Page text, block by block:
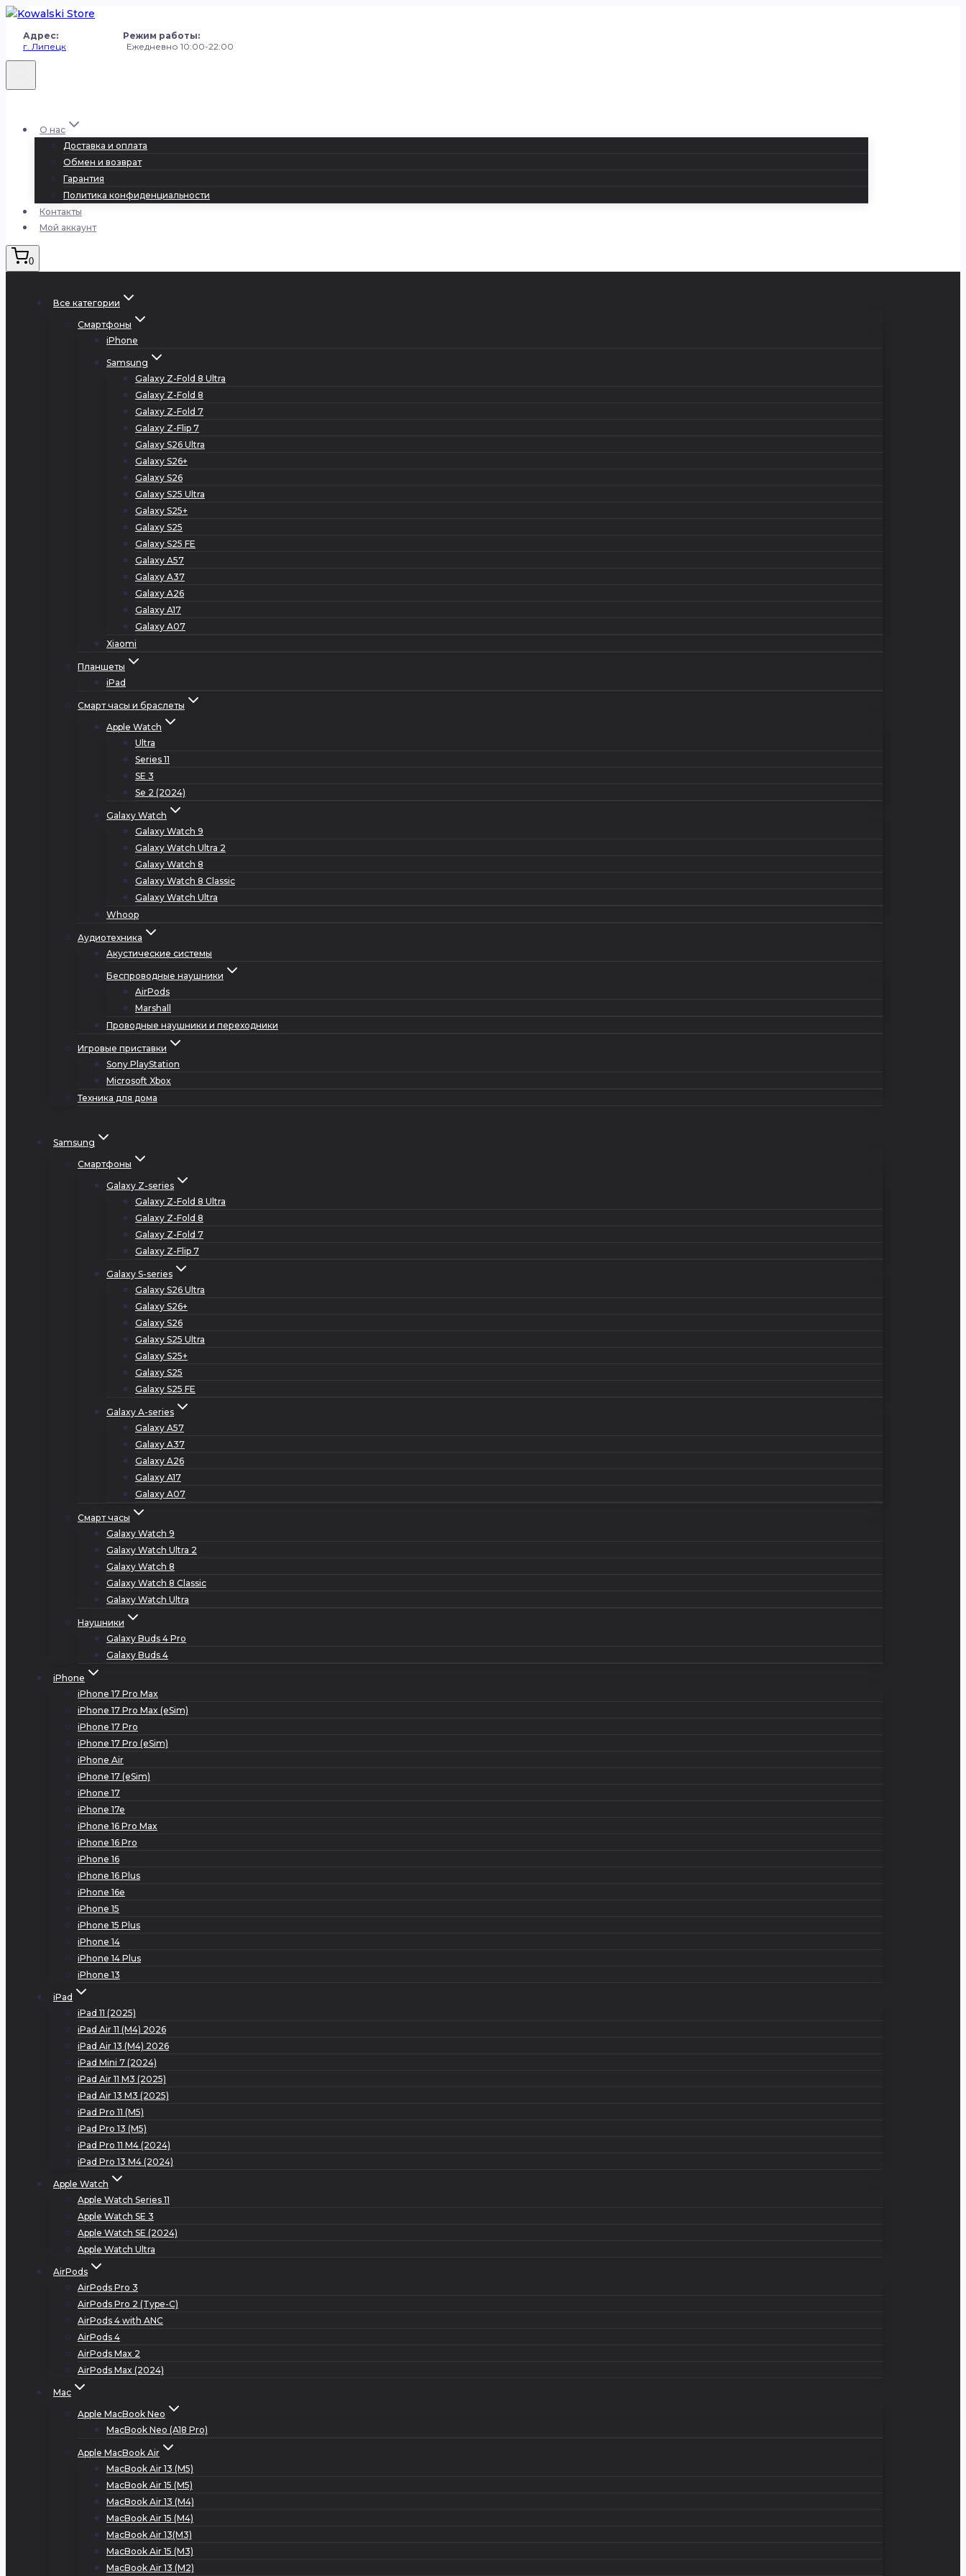
Перейти
содержанию
Адрес: Режим работы:
г. Липецк Ежедневно 10:00-22:00
О нас
Доставка и оплата
Обмен и возврат
Гарантия
Политика конфиденциальности
Контакты
Мой аккаунт
0
Все категории
Смартфоны
iPhone
Samsung
Galaxy Z-Fold 8 Ultra
Galaxy Z-Fold 8
Galaxy Z-Fold 7
Galaxy Z-Flip 7
Galaxy S26 Ultra
Galaxy S26+
Galaxy S26
Galaxy S25 Ultra
Galaxy S25+
Galaxy S25
Galaxy S25 FE
Galaxy A57
Galaxy A37
Galaxy A26
Galaxy A17
Galaxy A07
Xiaomi
Планшеты
iPad
Смарт часы и браслеты
Apple Watch
Ultra
Series 11
SE 3
Se 2 (2024)
Galaxy Watch
Galaxy Watch 9
Galaxy Watch Ultra 2
Galaxy Watch 8
Galaxy Watch 8 Classic
Galaxy Watch Ultra
Whoop
Аудиотехника
Акустические системы
Беспроводные наушники
AirPods
Marshall
Проводные наушники и переходники
Игровые приставки
Sony PlayStation
Microsoft Xbox
Техника для дома
Samsung
Смартфоны
Galaxy Z-series
Galaxy Z-Fold 8 Ultra
Galaxy Z-Fold 8
Galaxy Z-Fold 7
Galaxy Z-Flip 7
Galaxy S-series
Galaxy S26 Ultra
Galaxy S26+
Galaxy S26
Galaxy S25 Ultra
Galaxy S25+
Galaxy S25
Galaxy S25 FE
Galaxy A-series
Galaxy A57
Galaxy A37
Galaxy A26
Galaxy A17
Galaxy A07
Смарт часы
Galaxy Watch 9
Galaxy Watch Ultra 2
Galaxy Watch 8
Galaxy Watch 8 Classic
Galaxy Watch Ultra
Наушники
Galaxy Buds 4 Pro
Galaxy Buds 4
iPhone
iPhone 17 Pro Max
iPhone 17 Pro Max (eSim)
iPhone 17 Pro
iPhone 17 Pro (eSim)
iPhone Air
iPhone 17 (eSim)
iPhone 17
iPhone 17e
iPhone 16 Pro Max
iPhone 16 Pro
iPhone 16
iPhone 16 Plus
iPhone 16e
iPhone 15
iPhone 15 Plus
iPhone 14
iPhone 14 Plus
iPhone 13
iPad
iPad 11 (2025)
iPad Air 11 (M4) 2026
iPad Air 13 (M4) 2026
iPad Mini 7 (2024)
iPad Air 11 M3 (2025)
iPad Air 13 M3 (2025)
iPad Pro 11 (M5)
iPad Pro 13 (M5)
iPad Pro 11 M4 (2024)
iPad Pro 13 M4 (2024)
Apple Watch
Apple Watch Series 11
Apple Watch SE 3
Apple Watch SE (2024)
Apple Watch Ultra
AirPods
AirPods Pro 3
AirPods Pro 2 (Type-C)
AirPods 4 with ANC
AirPods 4
AirPods Max 2
AirPods Max (2024)
Mac
Apple MacBook Neo
MacBook Neo (A18 Pro)
Apple MacBook Air
MacBook Air 13 (M5)
MacBook Air 15 (M5)
MacBook Air 13 (M4)
MacBook Air 15 (M4)
MacBook Air 13(M3)
MacBook Air 15 (M3)
MacBook Air 13 (M2)